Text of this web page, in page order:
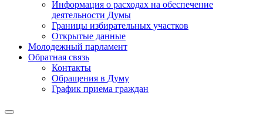
Информация о расходах на обеспечение
деятельности Думы
Границы избирательных участков
Открытые данные
Молодежный парламент
Обратная связь
Контакты
Обращения в Думу
График приема граждан